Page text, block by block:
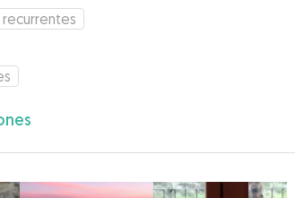
recurrentes